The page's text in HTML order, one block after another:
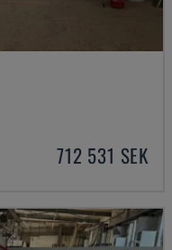
712 531 SEK